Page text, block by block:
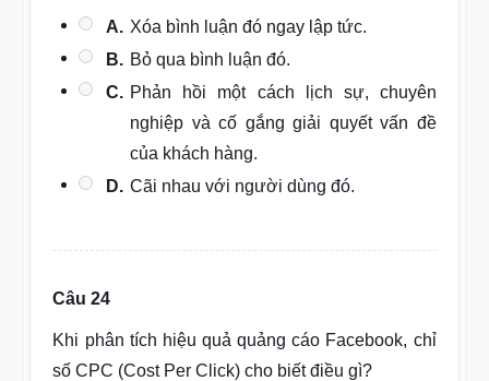
A. Xóa bình luận đó ngay lập tức.
B. Bỏ qua bình luận đó.
C. Phản hồi một cách lịch sự, chuyên
nghiệp và cố gắng giải quyết vấn đề
của khách hàng.
D. Cãi nhau với người dùng đó.
Câu 24
Khi phân tích hiệu quả quảng cáo Facebook, chỉ
số CPC (Cost Per Click) cho biết điều gì?